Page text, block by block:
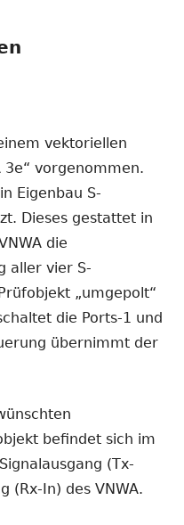
vektoriellen
3e“ vorgenommen.
Eigenbau S-
Dieses gestattet in
die
aller vier S-
„umgepolt“
die Ports-1 und
übernimmt der
befindet sich im
(Tx-
(Rx-In) des VNWA.